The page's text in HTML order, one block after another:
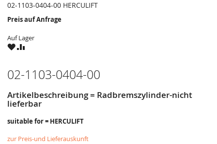
02-1103-0404-00 HERCULIFT
Preis auf Anfrage
Auf Lager
ZUZU
02-1103-0404-00
Artikelbeschreibung = Radbremszylinder-nicht
lieferbar
suitable for = HERCULIFT
zur Preis-und Lieferauskunft